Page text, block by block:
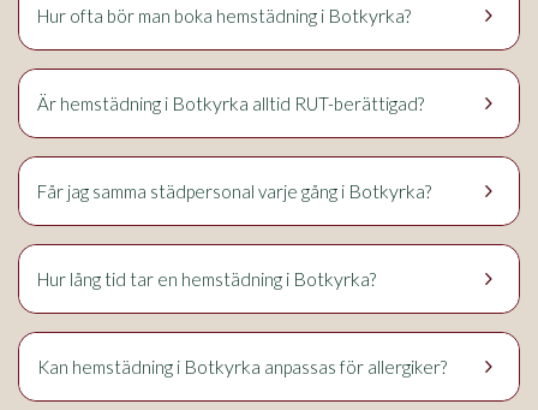
keyboard_arrow_right
Hur ofta bör man boka hemstädning i Botkyrka?
keyboard_arrow_right
Är hemstädning i Botkyrka alltid RUT-berättigad?
keyboard_arrow_right
Får jag samma städpersonal varje gång i Botkyrka?
keyboard_arrow_right
Hur lång tid tar en hemstädning i Botkyrka?
keyboard_arrow_right
Kan hemstädning i Botkyrka anpassas för allergiker?